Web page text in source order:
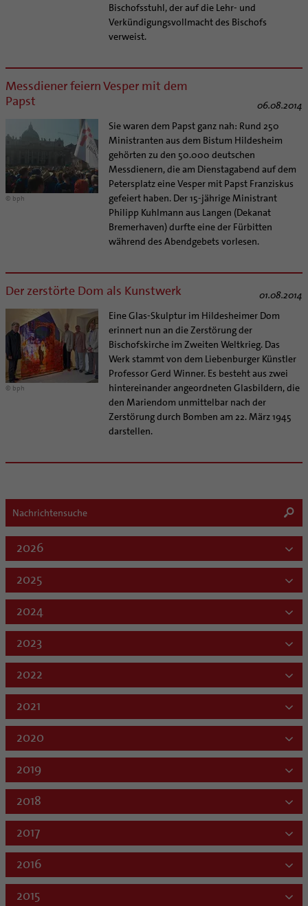
Bischofsstuhl, der auf die Lehr- und
Verkündigungsvollmacht des Bischofs
verweist.
Messdiener feiern Vesper mit dem
Papst
06.08.2014
© bph
Sie waren dem Papst ganz nah: Rund 250
Ministranten aus dem Bistum Hildesheim
gehörten zu den 50.000 deutschen
Messdienern, die am Dienstagabend auf dem
Petersplatz eine Vesper mit Papst Franziskus
gefeiert haben. Der 15-jährige Ministrant
Philipp Kuhlmann aus Langen (Dekanat
Bremerhaven) durfte eine der Fürbitten
während des Abendgebets vorlesen.
Der zerstörte Dom als Kunstwerk 01.08.2014
© bph
Eine Glas-Skulptur im Hildesheimer Dom
erinnert nun an die Zerstörung der
Bischofskirche im Zweiten Weltkrieg. Das
Werk stammt von dem Liebenburger Künstler
Professor Gerd Winner. Es besteht aus zwei
hintereinander angeordneten Glasbildern, die
den Mariendom unmittelbar nach der
Zerstörung durch Bomben am 22. März 1945
darstellen.
2026
2025
2024
2023
2022
2021
2020
2019
2018
2017
2016
2015